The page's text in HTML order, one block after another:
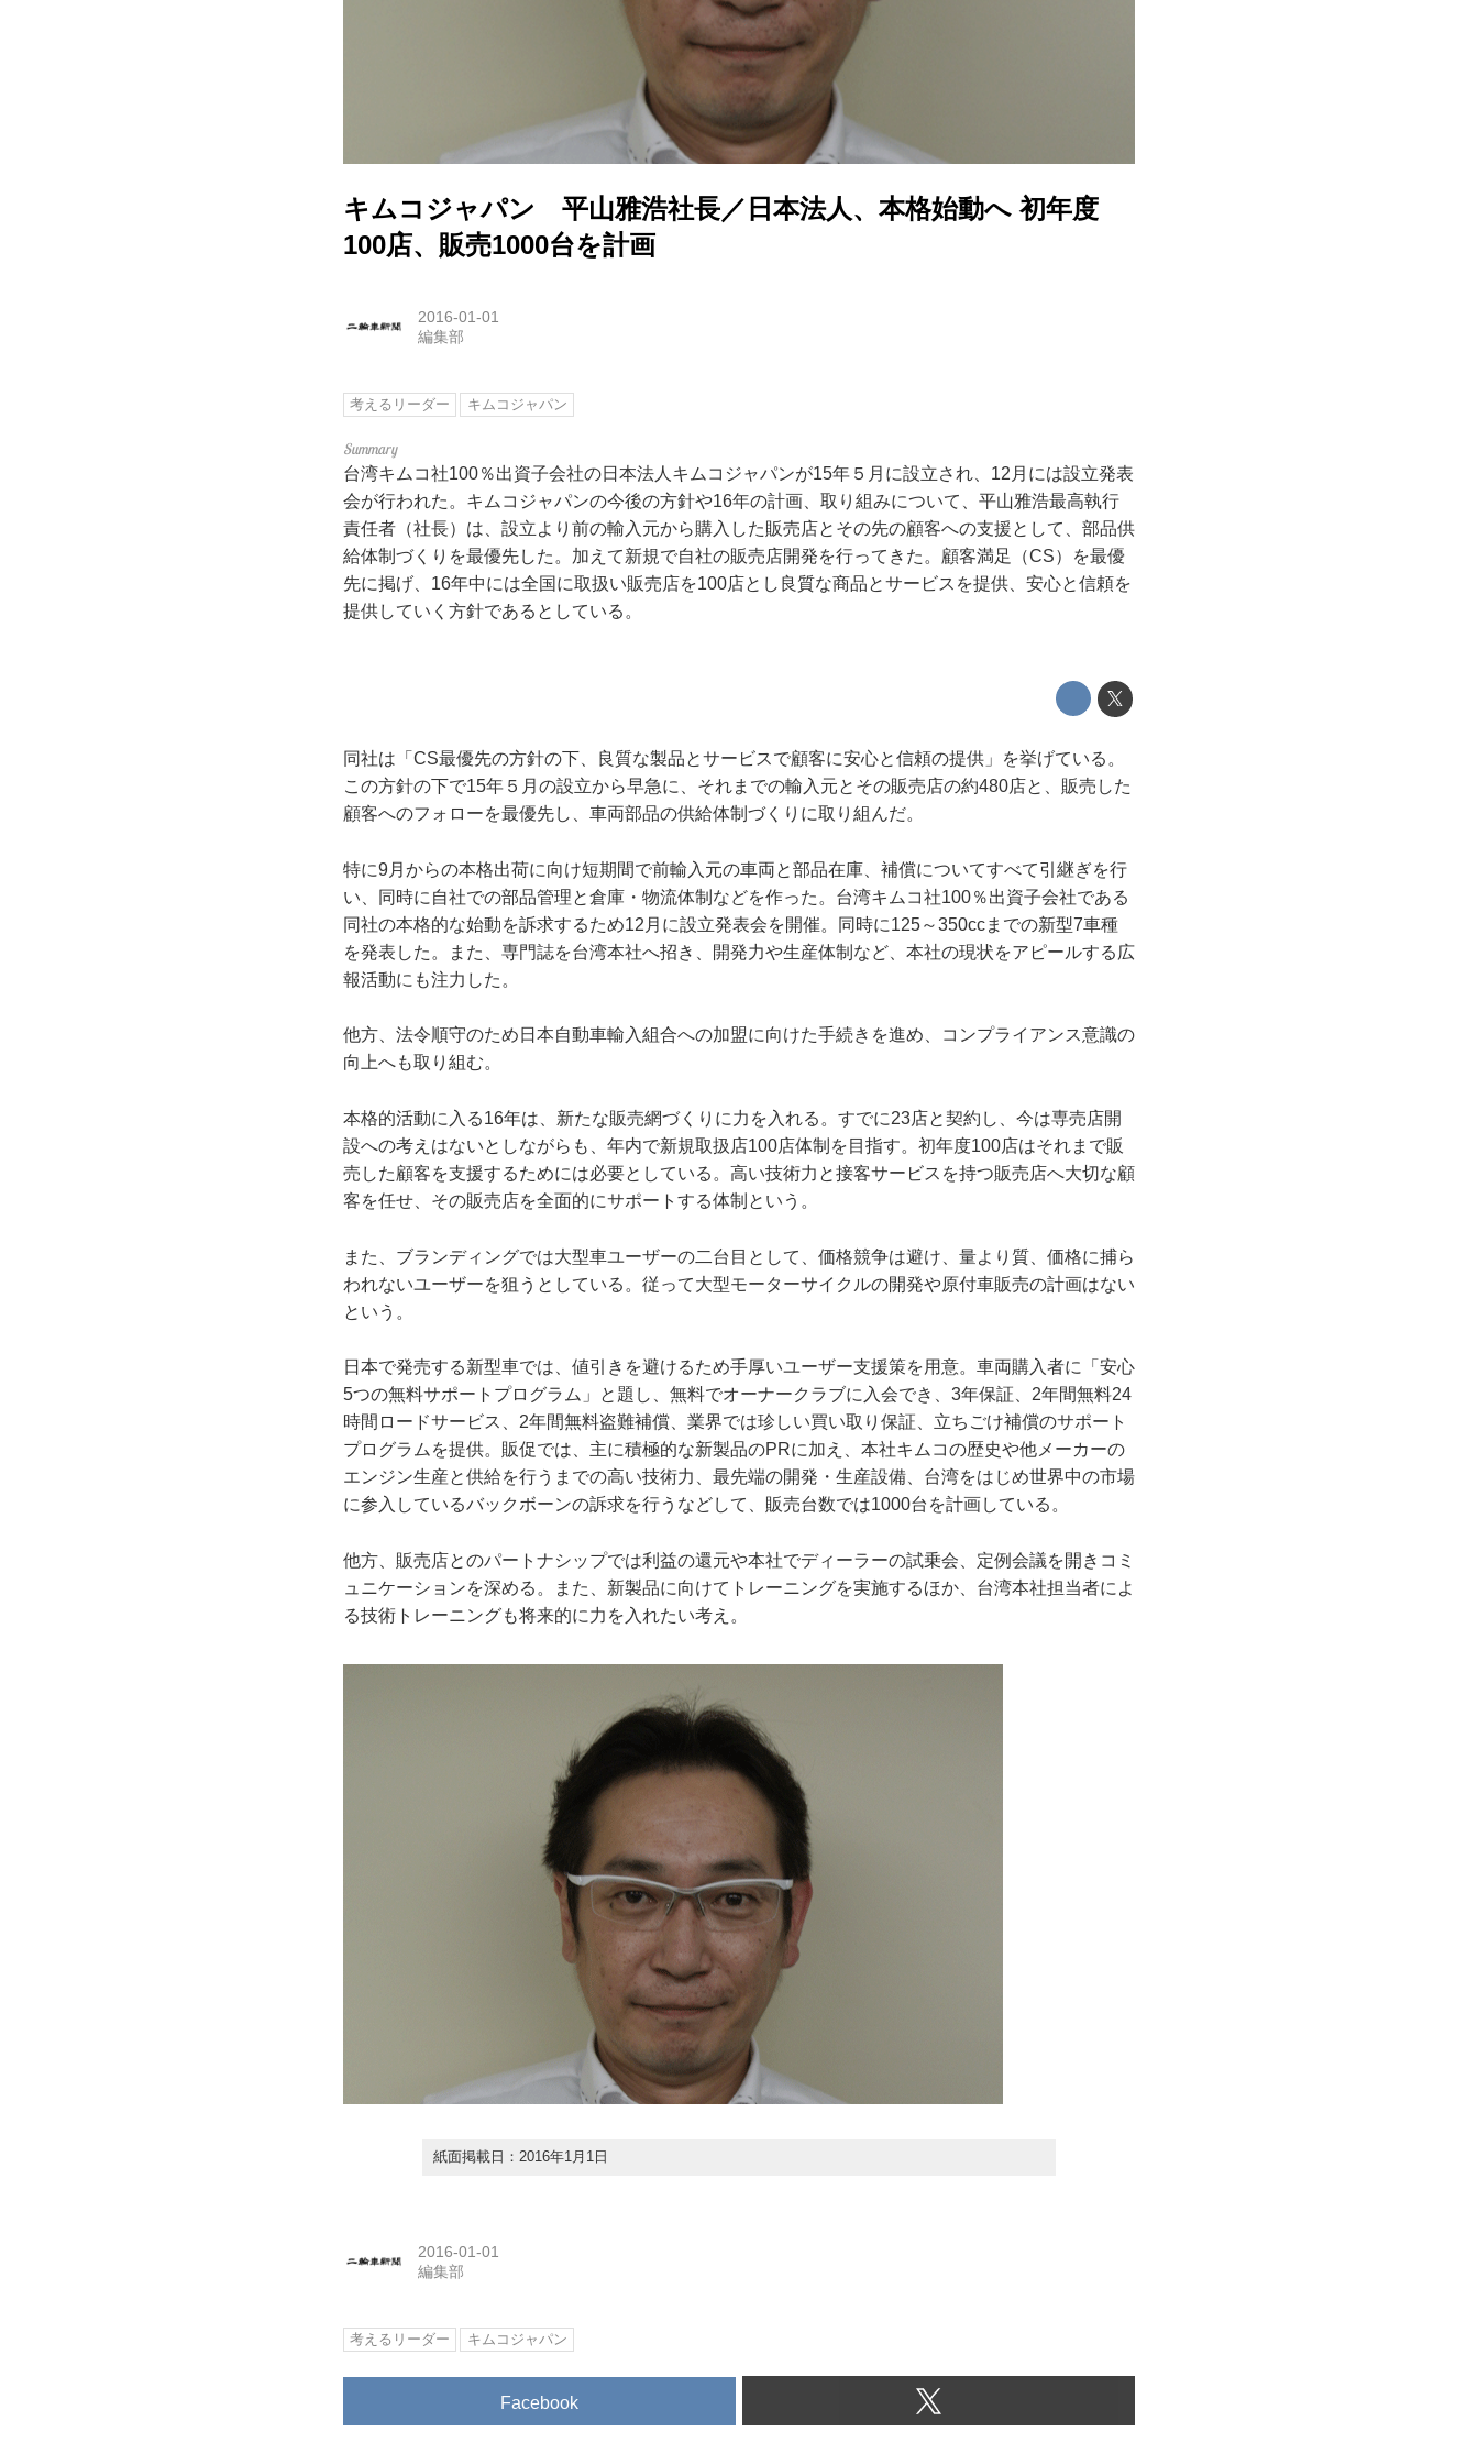
キムコジャパン 平山雅浩社長／日本法人、本格始動へ 初年度
100店、販売1000台を計画
2016-01-01
編集部
考えるリーダー キムコジャパン
台湾キムコ社100％出資子会社の日本法人キムコジャパンが15年５月に設立され、12月には設立発表
会が行われた。キムコジャパンの今後の方針や16年の計画、取り組みについて、平山雅浩最高執行
責任者（社長）は、設立より前の輸入元から購入した販売店とその先の顧客への支援として、部品供
給体制づくりを最優先した。加えて新規で自社の販売店開発を行ってきた。顧客満足（CS）を最優
先に掲げ、16年中には全国に取扱い販売店を100店とし良質な商品とサービスを提供、安心と信頼を
提供していく方針であるとしている。
同社は「CS最優先の方針の下、良質な製品とサービスで顧客に安心と信頼の提供」を挙げている。
この方針の下で15年５月の設立から早急に、それまでの輸入元とその販売店の約480店と、販売した
顧客へのフォローを最優先し、車両部品の供給体制づくりに取り組んだ。
特に9月からの本格出荷に向け短期間で前輸入元の車両と部品在庫、補償についてすべて引継ぎを行
い、同時に自社での部品管理と倉庫・物流体制などを作った。台湾キムコ社100％出資子会社である
同社の本格的な始動を訴求するため12月に設立発表会を開催。同時に125～350ccまでの新型7車種
を発表した。また、専門誌を台湾本社へ招き、開発力や生産体制など、本社の現状をアピールする広
報活動にも注力した。
他方、法令順守のため日本自動車輸入組合への加盟に向けた手続きを進め、コンプライアンス意識の
向上へも取り組む。
本格的活動に入る16年は、新たな販売網づくりに力を入れる。すでに23店と契約し、今は専売店開
設への考えはないとしながらも、年内で新規取扱店100店体制を目指す。初年度100店はそれまで販
売した顧客を支援するためには必要としている。高い技術力と接客サービスを持つ販売店へ大切な顧
客を任せ、その販売店を全面的にサポートする体制という。
また、ブランディングでは大型車ユーザーの二台目として、価格競争は避け、量より質、価格に捕ら
われないユーザーを狙うとしている。従って大型モーターサイクルの開発や原付車販売の計画はない
という。
日本で発売する新型車では、値引きを避けるため手厚いユーザー支援策を用意。車両購入者に「安心
5つの無料サポートプログラム」と題し、無料でオーナークラブに入会でき、3年保証、2年間無料24
時間ロードサービス、2年間無料盗難補償、業界では珍しい買い取り保証、立ちごけ補償のサポート
プログラムを提供。販促では、主に積極的な新製品のPRに加え、本社キムコの歴史や他メーカーの
エンジン生産と供給を行うまでの高い技術力、最先端の開発・生産設備、台湾をはじめ世界中の市場
に参入しているバックボーンの訴求を行うなどして、販売台数では1000台を計画している。
他方、販売店とのパートナシップでは利益の還元や本社でディーラーの試乗会、定例会議を開きコミ
ュニケーションを深める。また、新製品に向けてトレーニングを実施するほか、台湾本社担当者によ
る技術トレーニングも将来的に力を入れたい考え。
紙面掲載日：2016年1月1日
2016-01-01
編集部
考えるリーダー キムコジャパン
Facebook